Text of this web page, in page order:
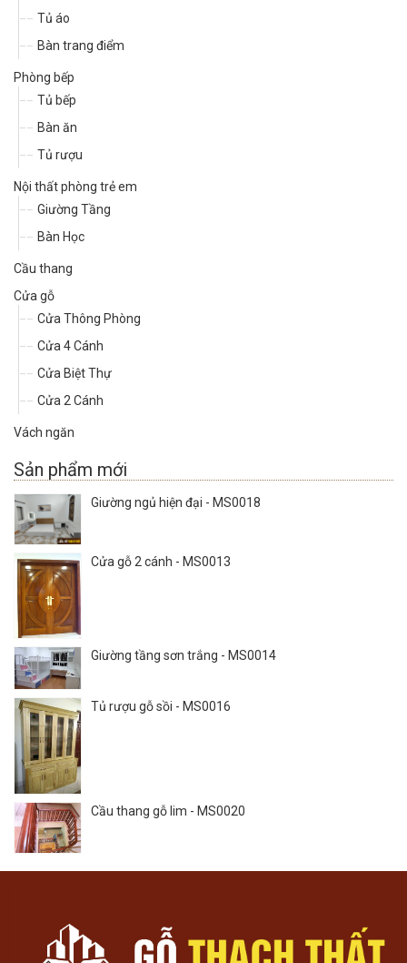
Tủ áo
Bàn trang điểm
Phòng bếp
Tủ bếp
Bàn ăn
Tủ rượu
Nội thất phòng trẻ em
Giường Tầng
Bàn Học
Cầu thang
Cửa gỗ
Cửa Thông Phòng
Cửa 4 Cánh
Cửa Biệt Thự
Cửa 2 Cánh
Vách ngăn
Sản phẩm mới
Giường ngủ hiện đại - MS0018
Cửa gỗ 2 cánh - MS0013
Giường tầng sơn trắng - MS0014
Tủ rượu gỗ sồi - MS0016
Cầu thang gỗ lim - MS0020